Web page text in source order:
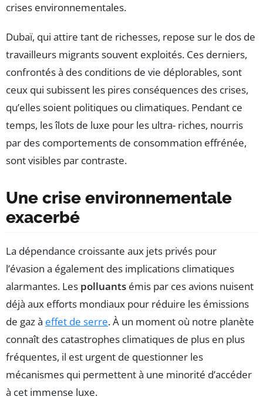
crises environnementales.
Dubaï, qui attire tant de richesses, repose sur le dos de
travailleurs migrants souvent exploités. Ces derniers,
confrontés à des conditions de vie déplorables, sont
ceux qui subissent les pires conséquences des crises,
qu’elles soient politiques ou climatiques. Pendant ce
temps, les îlots de luxe pour les ultra- riches, nourris
par des comportements de consommation effrénée,
sont visibles par contraste.
Une crise environnementale
exacerbé
La dépendance croissante aux jets privés pour
l’évasion a également des implications climatiques
alarmantes. Les polluants émis par ces avions nuisent
déjà aux efforts mondiaux pour réduire les émissions
de gaz à effet de serre. À un moment où notre planète
connaît des catastrophes climatiques de plus en plus
fréquentes, il est urgent de questionner les
mécanismes qui permettent à une minorité d’accéder
à cet immense luxe.